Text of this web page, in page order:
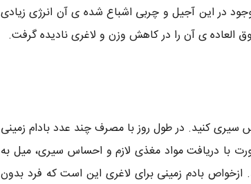
در این آجیل و چربی اشباع شده ی آن انرژی زیادی
العاده ی آن را در کاهش وزن و لاغری نادیده گرفت.
کنید. در طول روز با مصرف چند عدد بادام زمینی
با دریافت مواد مغذی لازم و احساس سیری، میل به
بادم زمینی برای لاغری این است که فرد بدون